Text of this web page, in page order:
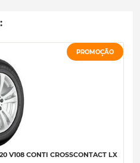
PROMOÇÃO
V108 CONTI CROSSCONTACT LX